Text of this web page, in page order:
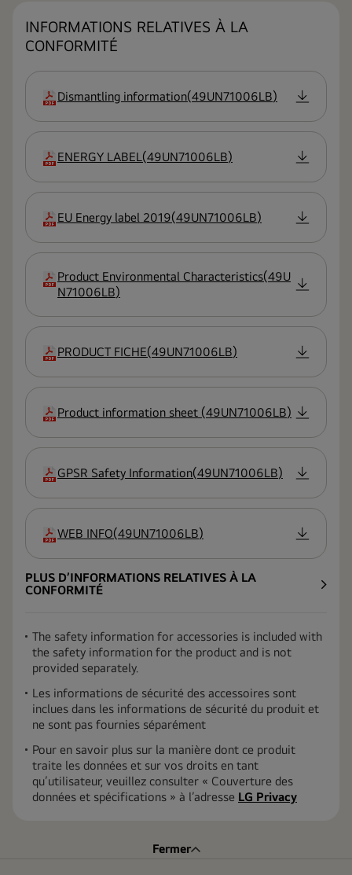
INFORMATIONS RELATIVES À LA
CONFORMITÉ
extension
Dismantling information(49UN71006LB)
extension
ENERGY LABEL(49UN71006LB)
extension
EU Energy label 2019(49UN71006LB)
extension
Product Environmental Characteristics(49U
N71006LB)
extension
PRODUCT FICHE(49UN71006LB)
extension
Product information sheet (49UN71006LB)
extension
GPSR Safety Information(49UN71006LB)
extension
WEB INFO(49UN71006LB)
PLUS D’INFORMATIONS RELATIVES À LA
CONFORMITÉ
The safety information for accessories is included with
the safety information for the product and is not
provided separately.
Les informations de sécurité des accessoires sont
inclues dans les informations de sécurité du produit et
ne sont pas fournies séparément
Pour en savoir plus sur la manière dont ce produit
traite les données et sur vos droits en tant
qu’utilisateur, veuillez consulter « Couverture des
données et spécifications » à l’adresse LG Privacy
Fermer